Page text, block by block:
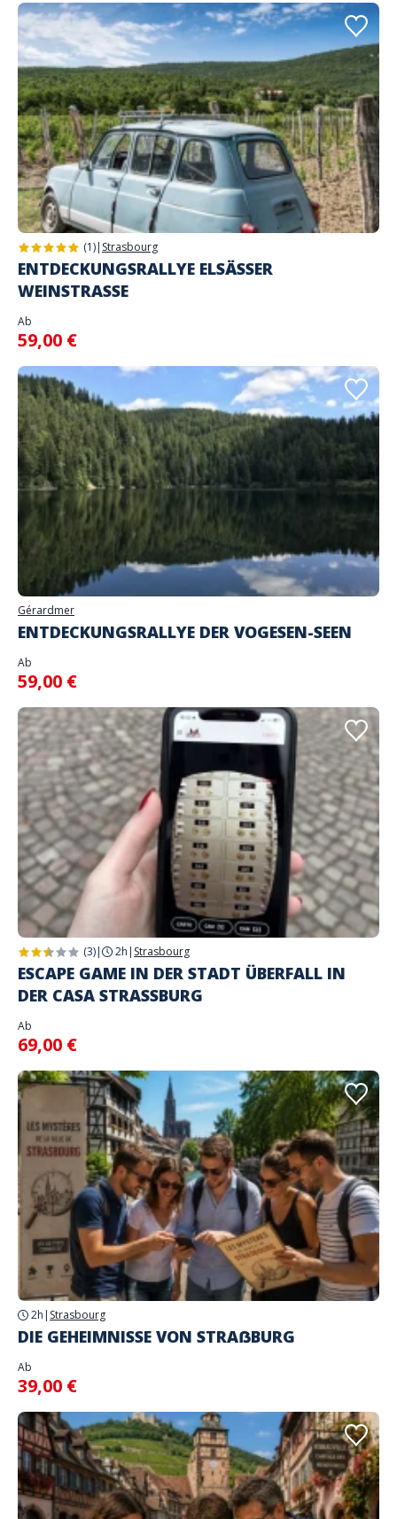
(1)| Strasbourg
ENTDECKUNGSRALLYE ELSÄSSER
WEINSTRASSE
Ab
59,00 €
Gérardmer
ENTDECKUNGSRALLYE DER VOGESEN-SEEN
Ab
59,00 €
(3)| 2h | Strasbourg
ESCAPE GAME IN DER STADT ÜBERFALL IN
DER CASA STRASSBURG
Ab
69,00 €
2h | Strasbourg
DIE GEHEIMNISSE VON STRAẞBURG
Ab
39,00 €